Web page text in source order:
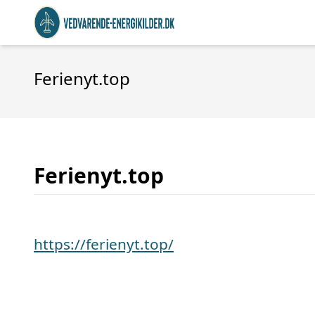
Ferienyt.top
Ferienyt.top
https://ferienyt.top/